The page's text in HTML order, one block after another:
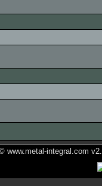
www.metal-integral.com